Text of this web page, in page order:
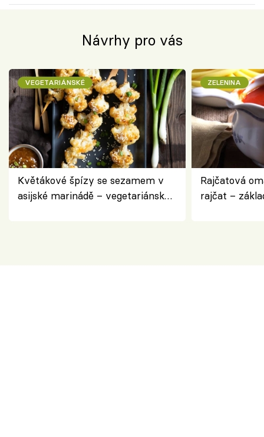
Návrhy pro vás
VEGETARIÁNSKÉ
Květákové špízy se sezamem v
asijské marinádě – vegetariánská
ZELENINA
Rajčatová
rajčat –